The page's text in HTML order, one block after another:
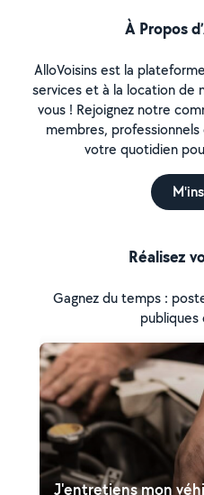
À Propos
AlloVoisins est la
services et à la location de
vous ! Rejoignez notre
membres,
votre quotidien
Réalisez
Gagnez du temps :
publiques
J'entretiens mon